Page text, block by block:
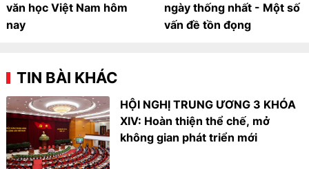
văn học Việt Nam hôm
nay
ngày thống nhất - Một số
vấn đề tồn đọng
TIN BÀI KHÁC
HỘI NGHỊ TRUNG ƯƠNG 3 KHÓA
XIV: Hoàn thiện thể chế, mở
không gian phát triển mới